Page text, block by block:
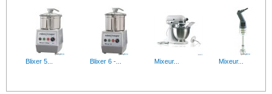
Blixer 5... Blixer 6 -... Mixeur... Mixeur...